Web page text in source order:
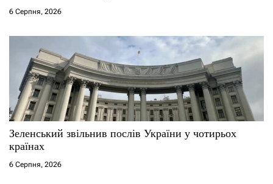
6 Серпня, 2026
Зеленський звільнив послів України у чотирьох
країнах
6 Серпня, 2026